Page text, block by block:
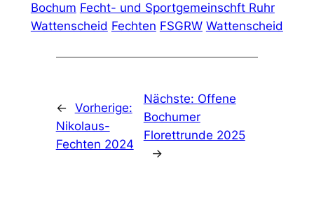
Bochum Fecht- und Sportgemeinschft Ruhr
Wattenscheid Fechten FSGRW Wattenscheid
← Vorherige:
Nikolaus-
Fechten 2024
Nächste: Offene
Bochumer
Florettrunde 2025
→